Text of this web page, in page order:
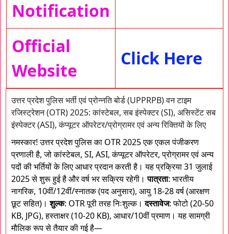
Notification
Official
Website
Click Here
उत्तर प्रदेश पुलिस भर्ती एवं प्रोन्नति बोर्ड (UPPRPB) वन टाइम
रजिस्ट्रेशन (OTR) 2025: कांस्टेबल, सब इंस्पेक्टर (SI), असिस्टेंट सब
इंस्पेक्टर (ASI), कंप्यूटर ऑपरेटर/प्रोग्रामर एवं अन्य रिक्तियों के लिए
नमस्कार! उत्तर प्रदेश पुलिस का OTR 2025 एक एकल पंजीकरण
प्रणाली है, जो कांस्टेबल, SI, ASI, कंप्यूटर ऑपरेटर, प्रोग्रामर एवं अन्य
पदों की भर्तियों के लिए आधार प्रदान करती है। यह प्रक्रिया 31 जुलाई
2025 से शुरू हुई है और वर्ष भर सक्रिय रहेगी।पात्रता: भारतीय
नागरिक, 10वीं/12वीं/स्नातक (पद अनुसार), आयु 18-28 वर्ष (आरक्षण
छूट सहित)।शुल्क: OTR पूरी तरह निःशुल्क।दस्तावेज: फोटो (20-50
KB, JPG), हस्ताक्षर (10-20 KB), आधार/10वीं प्रमाण। यह सामग्री
मौलिक रूप से तैयार की गई है—